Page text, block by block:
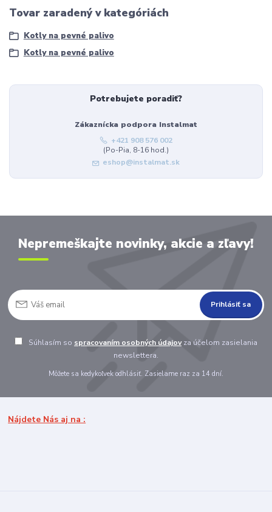
Tovar zaradený v kategóriách
Kotly na pevné palivo
Kotly na pevné palivo
Potrebujete poradiť?
Zákaznícka podpora Instalmat
+421 908 576 002
(Po-Pia, 8-16 hod.)
eshop@instalmat.sk
Nepremeškajte novinky, akcie a zľavy!
Prihlásiť sa
Súhlasím so spracovaním osobných údajovza účelom zasielania
newslettera.
Môžete sa kedykoľvek odhlásiť. Zasielame raz za 14 dní.
Nájdete Nás aj na :